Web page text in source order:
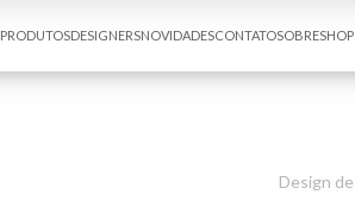
PRODUTOSDESIGNERSNOVIDADESCONTATOSOBRESHOP
Design de